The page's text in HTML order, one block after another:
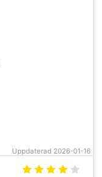
Uppdaterad 2026-01-16